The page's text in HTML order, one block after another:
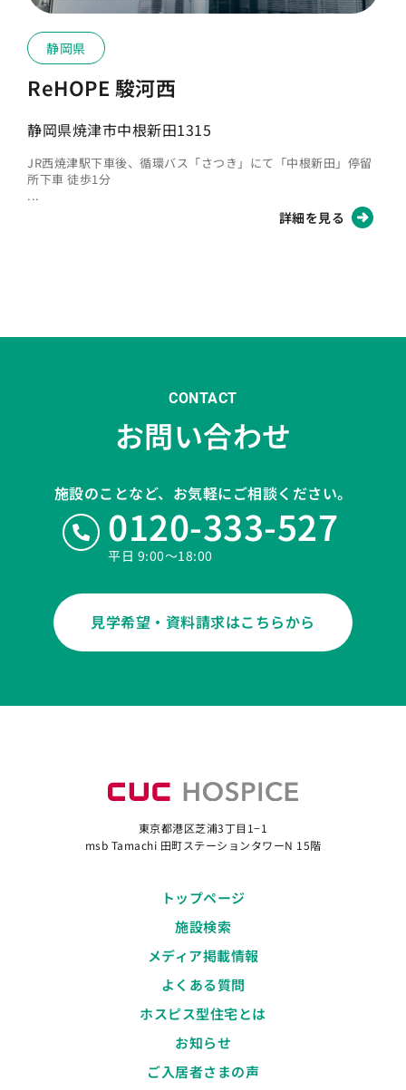
静岡県
ReHOPE 駿河西
静岡県焼津市中根新田1315
JR西焼津駅下車後、循環バス「さつき」にて「中根新田」停留
所下車 徒歩1分
...
詳細を見る
CONTACT
お問い合わせ
施設のことなど、お気軽にご相談ください。
0120-333-527
平日 9:00〜18:00
見学希望・資料請求はこちらから
東京都港区芝浦3丁目1−1
msb Tamachi 田町ステーションタワーN 15階
トップページ
施設検索
メディア掲載情報
よくある質問
ホスピス型住宅とは
お知らせ
ご入居者さまの声